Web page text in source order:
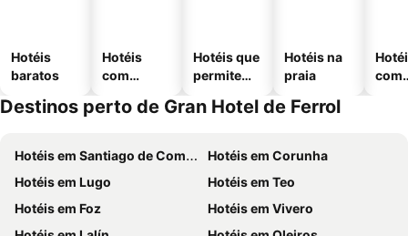
Hotéis
baratos
Hotéis
com
Hotéis que
permitem
Hotéis na
praia
com
Destinos perto de Gran Hotel de Ferrol
Hotéis em Santiago de Compostela
Hotéis em Corunha
Hotéis em Lugo
Hotéis em Teo
Hotéis em Foz
Hotéis em Vivero